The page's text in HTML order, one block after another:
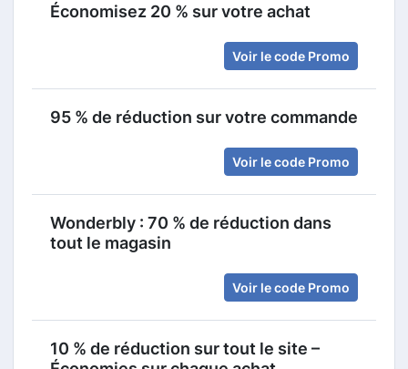
Économisez 20 % sur votre achat
Voir le code Promo
95 % de réduction sur votre commande
Voir le code Promo
Wonderbly : 70 % de réduction dans
tout le magasin
Voir le code Promo
10 % de réduction sur tout le site –